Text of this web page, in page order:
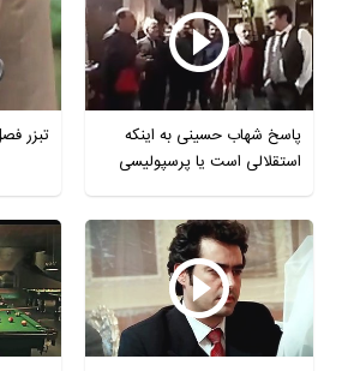
پاسخ شهاب حسینی به اینکه
استقلالی است یا پرسپولیسی
تبزر